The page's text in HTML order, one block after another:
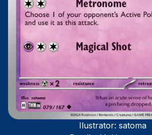
Ilustrator: satoma